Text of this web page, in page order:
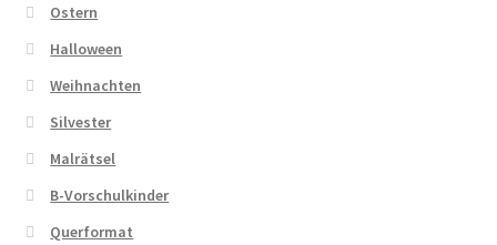
Ostern
Halloween
Weihnachten
Silvester
Malrätsel
B-Vorschulkinder
Querformat